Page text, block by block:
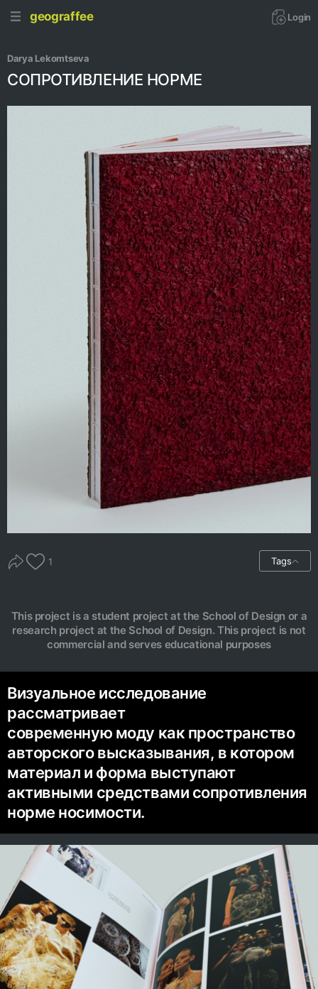
geograffee Login
Darya Lekomtseva
СОПРОТИВЛЕНИЕ НОРМЕ
1 Tags
This project is a student project at the School of Design or a
research project at the School of Design. This project is not
commercial and serves educational purposes
Визуальное исследование
рассматривает
современную моду как пространство
авторского высказывания, в котором
материал и форма выступают
активными средствами сопротивления
норме носимости.